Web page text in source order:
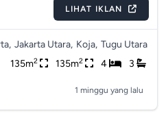
LIHAT IKLAN
Jakarta Utara, Koja, Tugu Utara
135m2 135m2 4 3
1 minggu yang lalu